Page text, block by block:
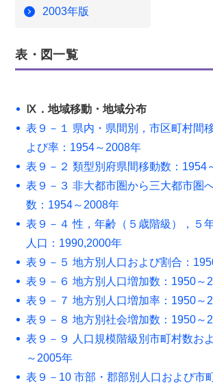
2003年版
表・図一覧
Ⅸ．地域移動・地域分布
表９－１ 県内・県間別，市区町村間
よび率：1954～2008年
表９－２ 類型別府県間移動数：1954
表９－３ 非大都市圏から三大都市圏
数：1954～2008年
表９－４ 性，年齢（５歳階級），５
人口：1990,2000年
表９－５ 地方別人口および割合：
表９－６ 地方別人口増加数：1950～
表９－７ 地方別人口増加率：1950～
表９－８ 地方別社会増加数：1950～
表９－９ 人口規模階級別市町村数お
～2005年
表９－10 市部・郡部別人口および市